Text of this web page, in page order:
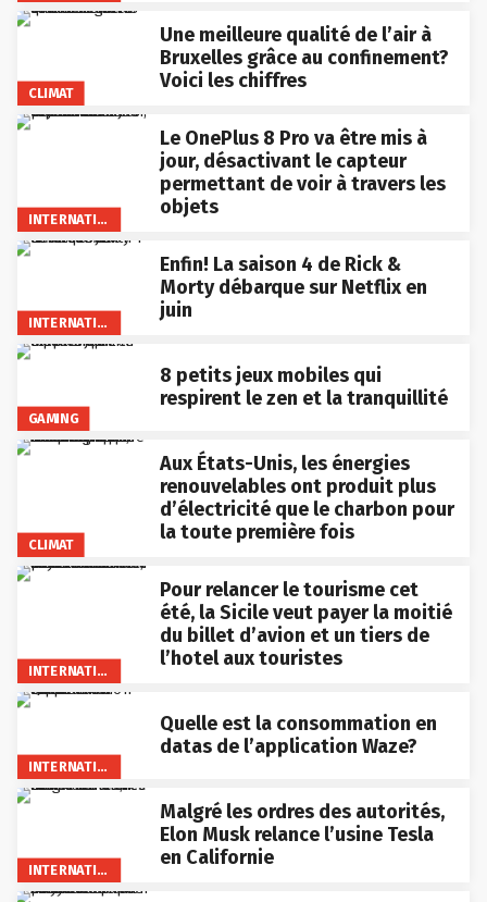
CLIMAT
Une meilleure qualité de l’air à
Bruxelles grâce au confinement?
Voici les chiffres
INTERNATIONAL
Le OnePlus 8 Pro va être mis à
jour, désactivant le capteur
permettant de voir à travers les
objets
INTERNATIONAL
Enfin! La saison 4 de Rick &
Morty débarque sur Netflix en
juin
GAMING
8 petits jeux mobiles qui
respirent le zen et la tranquillité
CLIMAT
Aux États-Unis, les énergies
renouvelables ont produit plus
d’électricité que le charbon pour
la toute première fois
INTERNATIONAL
Pour relancer le tourisme cet
été, la Sicile veut payer la moitié
du billet d’avion et un tiers de
l’hotel aux touristes
INTERNATIONAL
Quelle est la consommation en
datas de l’application Waze?
INTERNATIONAL
Malgré les ordres des autorités,
Elon Musk relance l’usine Tesla
en Californie